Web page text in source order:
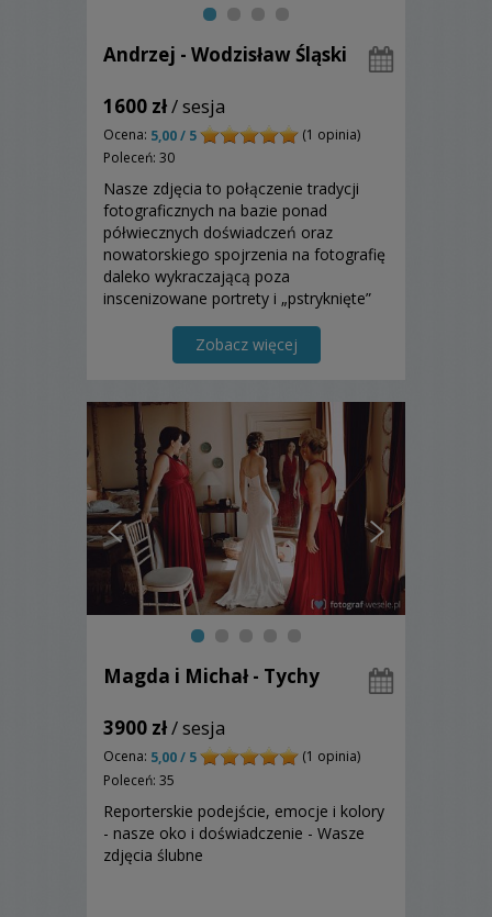
Andrzej - Wodzisław Śląski
1600 zł/ sesja
Ocena: 5,00 / 5
(1 opinia)
Poleceń: 30
Nasze zdjęcia to połączenie tradycji
fotograficznych na bazie ponad
półwiecznych doświadczeń oraz
nowatorskiego spojrzenia na fotografię
daleko wykraczającą poza
inscenizowane portrety i „pstryknięte”
spontaniczne emocje ale jednocześnie
perfekcyjnie skomponowane kadry.
Zobacz więcej
Magda i Michał - Tychy
3900 zł/ sesja
Ocena: 5,00 / 5
(1 opinia)
Poleceń: 35
Reporterskie podejście, emocje i kolory
- nasze oko i doświadczenie - Wasze
zdjęcia ślubne